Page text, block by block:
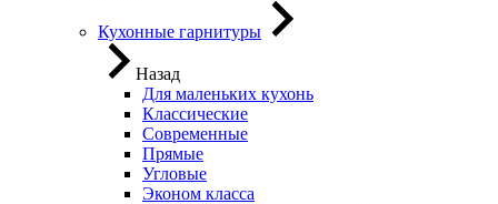
Кухонные гарнитуры
Назад
Для маленьких кухонь
Классические
Современные
Прямые
Угловые
Эконом класса